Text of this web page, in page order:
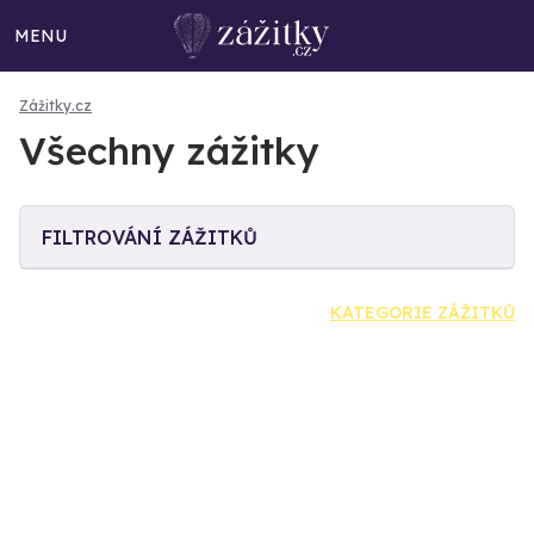
MENU
Zážitky.cz
Všechny zážitky
FILTROVÁNÍ ZÁŽITKŮ
KATEGORIE ZÁŽITKŮ